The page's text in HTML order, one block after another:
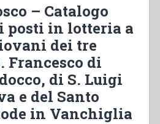
– Catalogo
posti in lotteria a
dei tre
Francesco di
di S. Luigi
e del Santo
in Vanchiglia